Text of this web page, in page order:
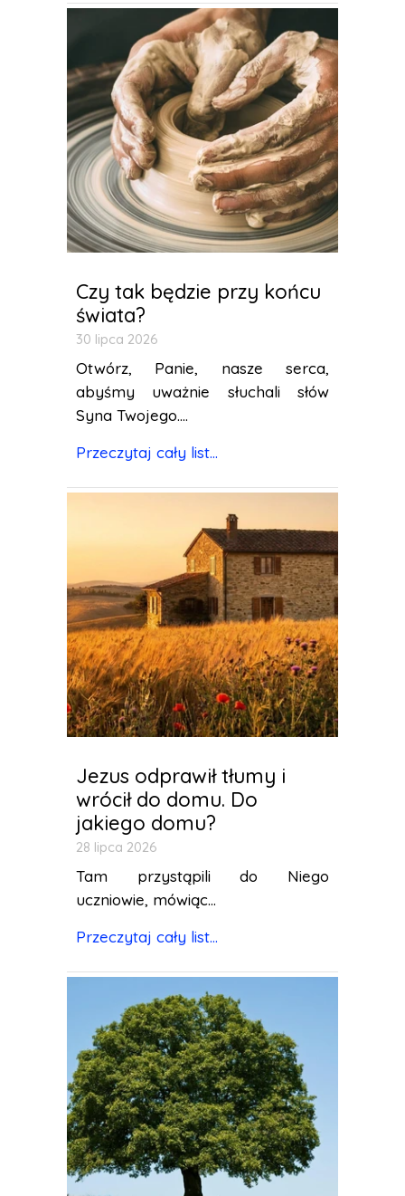
Czy tak będzie przy końcu
świata?
30 lipca 2026
Otwórz, Panie, nasze serca,
abyśmy uważnie słuchali słów
Syna Twojego....
Przeczytaj cały list...
Jezus odprawił tłumy i
wrócił do domu. Do
jakiego domu?
28 lipca 2026
Tam przystąpili do Niego
uczniowie, mówiąc...
Przeczytaj cały list...